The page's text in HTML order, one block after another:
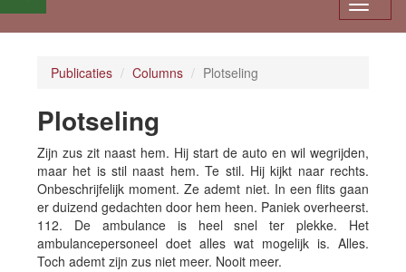
Publicaties Columns Plotseling
Plotseling
Zijn zus zit naast hem. Hij start de auto en wil wegrijden,
maar het is stil naast hem. Te stil. Hij kijkt naar rechts.
Onbeschrijfelijk moment. Ze ademt niet. In een flits gaan
er duizend gedachten door hem heen. Paniek overheerst.
112. De ambulance is heel snel ter plekke. Het
ambulancepersoneel doet alles wat mogelijk is. Alles.
Toch ademt zijn zus niet meer. Nooit meer.